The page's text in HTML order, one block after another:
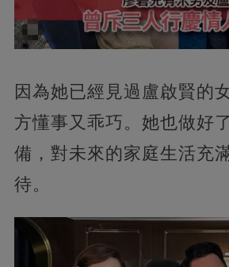
因為她已經見過盧啟賢的
方懂事又乖巧。她也做好
備，對未來的家庭生活充
待。